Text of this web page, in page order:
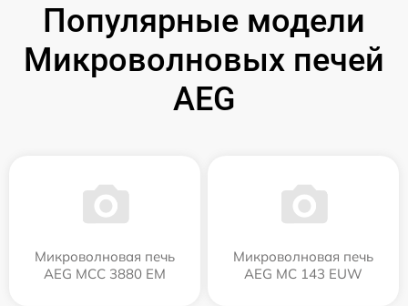
Популярные модели
Микроволновых печей
AEG
Микроволновая печь
AEG MCC 3880 EM
Микроволновая печь
AEG MC 143 EUW